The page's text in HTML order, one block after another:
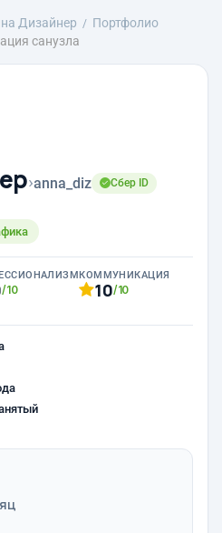
Дизайнер
Портфолио
санузла
›anna_diz
Сбер ID
/10
КОММУНИКАЦИЯ
10/10